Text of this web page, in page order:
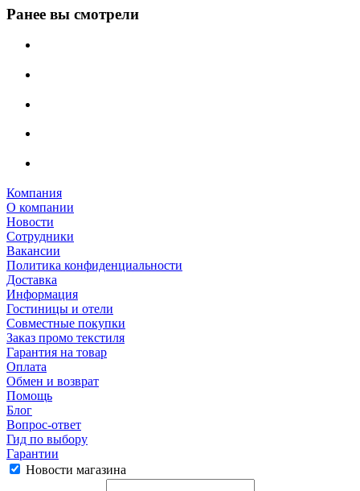
Ранее вы смотрели
Компания
О компании
Новости
Сотрудники
Вакансии
Политика конфиденциальности
Доставка
Информация
Гостиницы и отели
Совместные покупки
Заказ промо текстиля
Гарантия на товар
Оплата
Обмен и возврат
Помощь
Блог
Вопрос-ответ
Гид по выбору
Гарантии
Новости магазина